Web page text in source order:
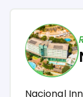
Nacional